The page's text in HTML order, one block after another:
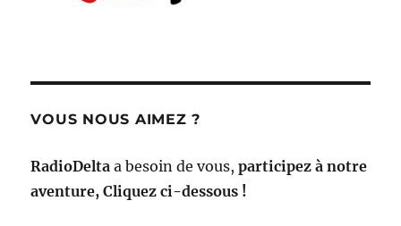
VOUS NOUS AIMEZ ?
RadioDelta a besoin de vous,participez à notre
aventure, Cliquez ci-dessous !